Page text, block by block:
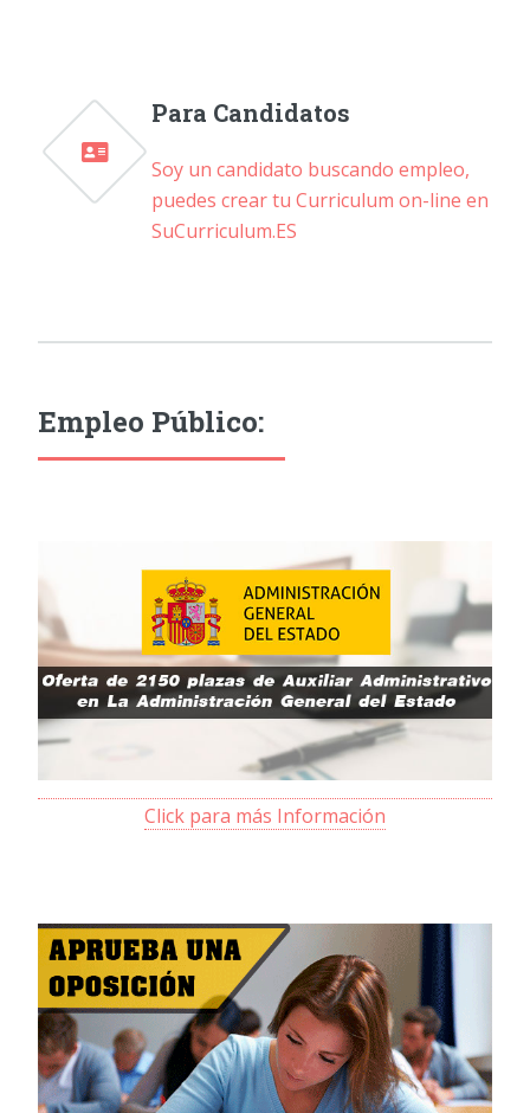
Para Candidatos
Soy un candidato buscando empleo,
puedes crear tu Curriculum on-line en
SuCurriculum.ES
Empleo Público:
Click para más Información